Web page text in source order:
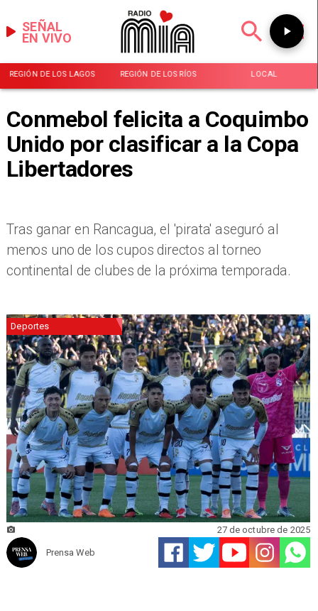
EN VIVO
SEÑAL
REGIÓN DE LOS LAGOS REGIÓN DE LOS RÍOS LOCAL
Conmebol felicita a Coquimbo
Unido por clasificar a la Copa
Libertadores
Tras ganar en Rancagua, el 'pirata' aseguró al
menos uno de los cupos directos al torneo
continental de clubes de la próxima temporada.
Deportes
Prensa Web
27 de octubre de 2025